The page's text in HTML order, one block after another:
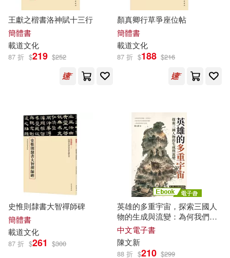
王獻之楷書洛神賦十三行
簡體書
載道文化
87 折 $219 $252
顏真卿行草爭座位帖
簡體書
載道文化
87 折 $188 $216
史惟則隸書大智禪師碑
簡體書
載道文化
87 折 $261 $300
英雄的多重宇宙，探索三國人
物的生成與流變：為何我們愛
劉備、恨曹操?看經典如何承
道 德判斷、人物愛憎與時代想
像 (電子書)
中文電子書
陳文新
88 折 $210 $299